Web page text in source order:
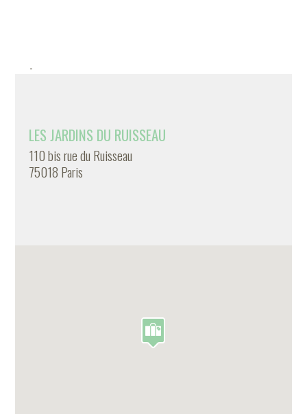
-
LES JARDINS DU RUISSEAU
110 bis rue du Ruisseau
75018 Paris